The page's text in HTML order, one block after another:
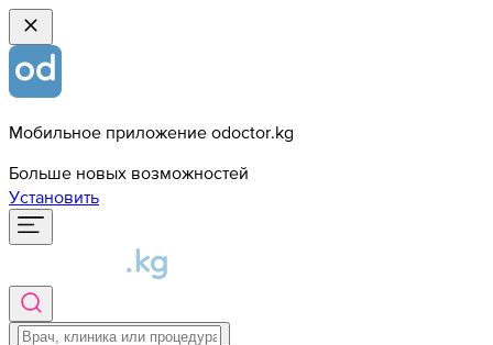
Мобильное приложение odoctor.kg
Больше новых возможностей
Установить